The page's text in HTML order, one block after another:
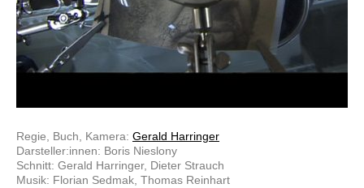
Regie, Buch, Kamera: Gerald Harringer
Darsteller:innen: Boris Nieslony
Schnitt: Gerald Harringer, Dieter Strauch
Musik: Florian Sedmak, Thomas Reinhart